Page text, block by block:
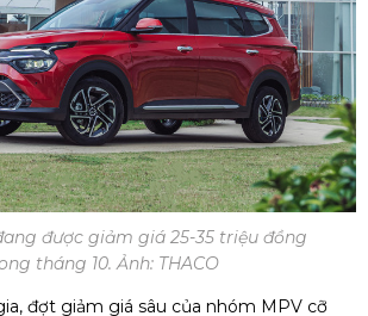
được giảm giá 25-35 triệu đồng
tháng 10. Ảnh: THACO
đợt giảm giá sâu của nhóm MPV cỡ